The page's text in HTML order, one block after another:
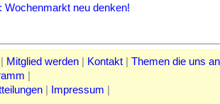
Wochenmarkt neu denken!
| Mitglied werden | Kontakt | Themen die uns
|
| Impressum |